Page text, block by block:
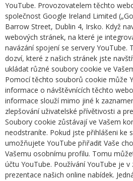
YouTube. Provozovatelem těchto
společnost Google Ireland Limited
Barrow Street, Dublin 4, Irsko. Když
webových stránek, na které je
navázání spojení se servery YouTube.
dozví, které z našich stránek jste
ukládat různé soubory cookie ve
Pomocí těchto souborů cookie může
informace o návštěvnících těchto
informace slouží mimo jiné k
zlepšování uživatelské přívětivosti a
Soubory cookie zůstávají ve Vašem
neodstraníte. Pokud jste přihlášeni ke
umožňujete YouTube přiřadit Vaše
Vašemu osobnímu profilu. Tomu
účtu YouTube. Používání YouTube je
prezentace našich online nabídek.